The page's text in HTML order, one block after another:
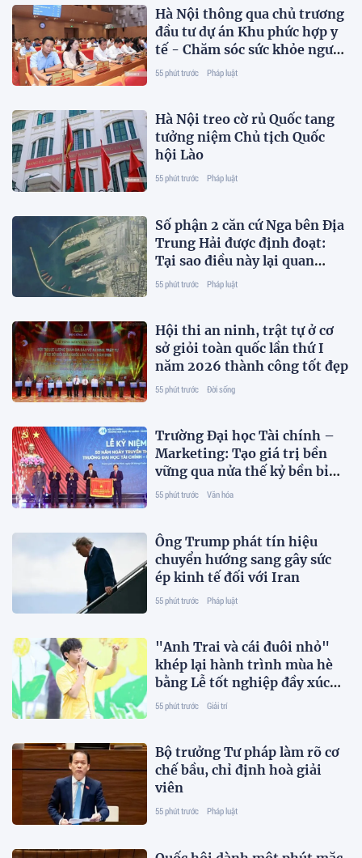
Hà Nội thông qua chủ trương
đầu tư dự án Khu phức hợp y
tế - Chăm sóc sức khỏe người
cao tuổi
55 phút trước Pháp luật
Hà Nội treo cờ rủ Quốc tang
tưởng niệm Chủ tịch Quốc
hội Lào
55 phút trước Pháp luật
Số phận 2 căn cứ Nga bên Địa
Trung Hải được định đoạt:
Tại sao điều này lại quan
trọng?
55 phút trước Pháp luật
Hội thi an ninh, trật tự ở cơ
sở giỏi toàn quốc lần thứ I
năm 2026 thành công tốt đẹp
55 phút trước Đời sống
Trường Đại học Tài chính –
Marketing: Tạo giá trị bền
vững qua nửa thế kỷ bền bỉ
vun đắp truyền thống và tri
55 phút trước Văn hóa
Ông Trump phát tín hiệu
chuyển hướng sang gây sức
ép kinh tế đối với Iran
55 phút trước Pháp luật
"Anh Trai và cái đuôi nhỏ"
khép lại hành trình mùa hè
bằng Lễ tốt nghiệp đầy xúc
động
55 phút trước Giải trí
Bộ trưởng Tư pháp làm rõ cơ
chế bầu, chỉ định hoà giải
viên
55 phút trước Pháp luật